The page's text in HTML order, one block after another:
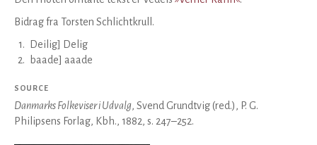
Bidrag fra Torsten Schlichtkrull.
1.
Deilig] Delig
2. baade] aaade
SOURCE
Danmarks Folkeviser i Udvalg, Svend Grundtvig (red.), P. G.
Philipsens Forlag, Kbh., 1882, s. 247–252.